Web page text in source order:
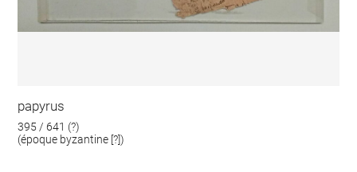
papyrus
395 / 641 (?)
(époque byzantine [?])